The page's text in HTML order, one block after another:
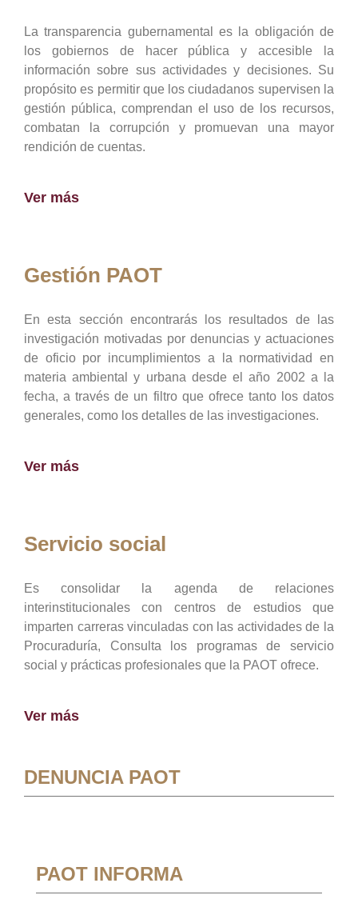
La transparencia gubernamental es la obligación de
los gobiernos de hacer pública y accesible la
información sobre sus actividades y decisiones. Su
propósito es permitir que los ciudadanos supervisen la
gestión pública, comprendan el uso de los recursos,
combatan la corrupción y promuevan una mayor
rendición de cuentas.
Ver más
Gestión PAOT
En esta sección encontrarás los resultados de las
investigación motivadas por denuncias y actuaciones
de oficio por incumplimientos a la normatividad en
materia ambiental y urbana desde el año 2002 a la
fecha, a través de un filtro que ofrece tanto los datos
generales, como los detalles de las investigaciones.
Ver más
Servicio social
Es consolidar la agenda de relaciones
interinstitucionales con centros de estudios que
imparten carreras vinculadas con las actividades de la
Procuraduría, Consulta los programas de servicio
social y prácticas profesionales que la PAOT ofrece.
Ver más
DENUNCIA PAOT
PAOT INFORMA